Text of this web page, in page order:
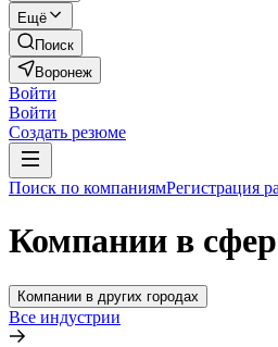
Ещё
Поиск
Воронеж
Войти
Войти
Создать резюме
Поиск по компаниямРегистрация
Компании в
Компании в других городах
Все индустрии